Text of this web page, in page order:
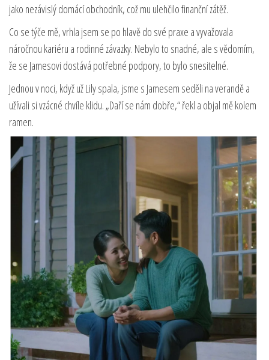
jako nezávislý domácí obchodník, což mu ulehčilo finanční zátěž.
Co se týče mě, vrhla jsem se po hlavě do své praxe a vyvažovala
náročnou kariéru a rodinné závazky. Nebylo to snadné, ale s vědomím,
že se Jamesovi dostává potřebné podpory, to bylo snesitelné.
Jednou v noci, když už Lily spala, jsme s Jamesem seděli na verandě a
užívali si vzácné chvíle klidu. „Daří se nám dobře,“ řekl a objal mě kolem
ramen.